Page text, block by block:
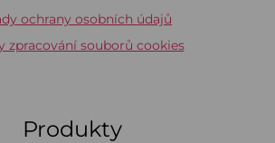
ochrany osobních údajů
zpracování souborů cookies
Produkty